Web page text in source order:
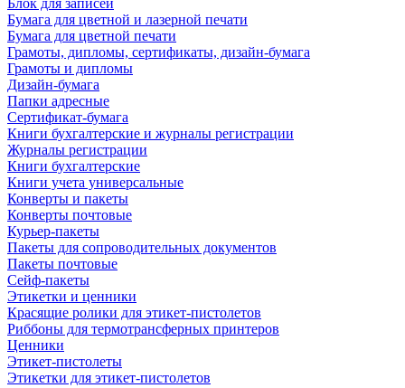
Блок для записей
Бумага для цветной и лазерной печати
Бумага для цветной печати
Грамоты, дипломы, сертификаты, дизайн-бумага
Грамоты и дипломы
Дизайн-бумага
Папки адресные
Сертификат-бумага
Книги бухгалтерские и журналы регистрации
Журналы регистрации
Книги бухгалтерские
Книги учета универсальные
Конверты и пакеты
Конверты почтовые
Курьер-пакеты
Пакеты для сопроводительных документов
Пакеты почтовые
Сейф-пакеты
Этикетки и ценники
Красящие ролики для этикет-пистолетов
Риббоны для термотрансферных принтеров
Ценники
Этикет-пистолеты
Этикетки для этикет-пистолетов